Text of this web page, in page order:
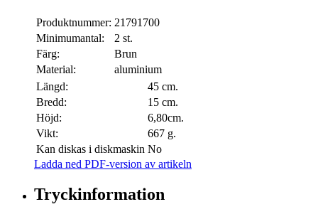
Produktnummer: 21791700
Minimumantal:
2 st.
Färg:
Brun
Material:
aluminium
Längd:
45 cm.
Bredd:
15 cm.
Höjd:
6,80cm.
Vikt:
667 g.
Kan diskas i diskmaskin No
Ladda ned PDF-version av artikeln
Tryckinformation